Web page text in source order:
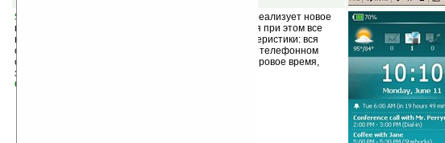
Spb Mobile Shell v1.5.0
(шареварная) — программа реализует новое
поколение пользовательского интерфейса, сохраняя при этом все
возможности КПК на основе Windows Mobile. Характеристики: вся
самая важная информация на одном экране, меню в телефонном
стиле, прогнозы погоды, быстрый набор по фото, мировое время,
запуск приложений и многое другое.
Скачать